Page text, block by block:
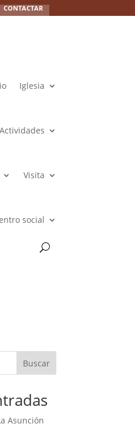
CONTACTAR
Iglesia
Actividades
Visita
social
Buscar
Asunción